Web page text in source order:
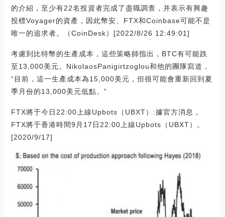
的介紹，至少有22名投資者完成了盡職調查，并表示有興趣
投標Voyager的資產，因此幣安、FTX和Coinbase可能不是
唯一的追求者。（CoinDesk）[2022/8/26 12:49:01]
考慮到比特幣的生產成本，這些策略師指出，BTC有可能跌
至13,000美元。NikolaosPanigirtzoglou和他的團隊寫道，
“目前，這一生產成本為15,000美元，但很可能會重新回到夏
季月份的13,000美元低點。”
FTX將于今日22:00上線Upbots（UBXT）:據官方消息，
FTX將于香港時間9月17日22:00上線Upbots（UBXT）。
[2020/9/17]